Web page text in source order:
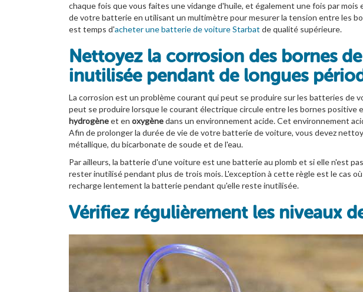
chaque fois que vous faites une vidange d'huile, et également une fois par
de votre batterie en utilisant un multimètre pour mesurer la tension entre les
est temps d'acheter une batterie de voiture Starbat de qualité supérieure.
Nettoyez la corrosion des bornes
inutilisée pendant de longues
La corrosion est un problème courant qui peut se produire sur les batteries de
peut se produire lorsque le courant électrique circule entre les bornes positive
hydrogèneet en oxygènedans un environnement acide. Cet environnement
Afin de prolonger la durée de vie de votre batterie de voiture, vous devez
métallique, du bicarbonate de soude et de l'eau.
Par ailleurs, la batterie d'une voiture est une batterie au plomb et si elle n'est
rester inutilisé pendant plus de trois mois. L'exception à cette règle est le cas
recharge lentement la batterie pendant qu'elle reste inutilisée.
Vérifiez régulièrement les niveaux
Faites le